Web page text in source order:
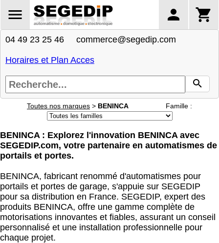
04 49 23 25 46 commerce@segedip.com
Horaires et Plan Acces
Toutes nos marques > BENINCA Famille :
BENINCA : Explorez l'innovation BENINCA avec
SEGEDIP.com, votre partenaire en automatismes de
portails et portes.
BENINCA, fabricant renommé d'automatismes pour
portails et portes de garage, s'appuie sur SEGEDIP
pour sa distribution en France. SEGEDIP, expert des
produits BENINCA, offre une gamme complète de
motorisations innovantes et fiables, assurant un conseil
personnalisé et une installation professionnelle pour
chaque projet.